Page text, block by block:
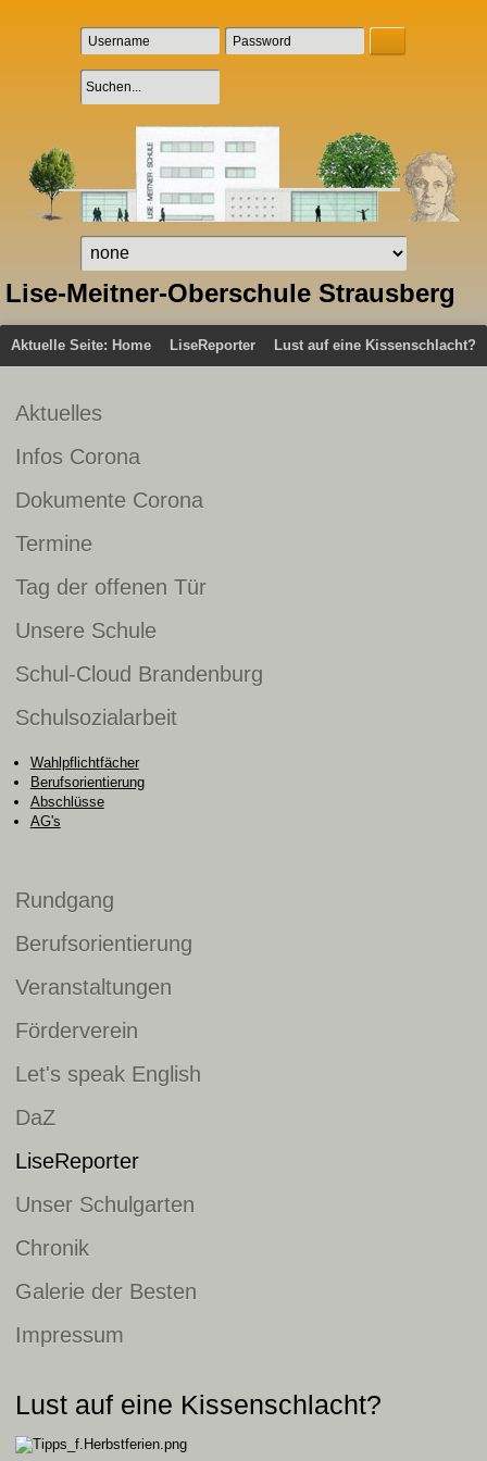
Lise-Meitner-Oberschule Strausberg
Aktuelle Seite: Home LiseReporter Lust auf eine Kissenschlacht?
Aktuelles
Infos Corona
Dokumente Corona
Termine
Tag der offenen Tür
Unsere Schule
Schul-Cloud Brandenburg
Schulsozialarbeit
Wahlpflichtfächer
Berufsorientierung
Abschlüsse
AG's
Rundgang
Berufsorientierung
Veranstaltungen
Förderverein
Let's speak English
DaZ
LiseReporter
Unser Schulgarten
Chronik
Galerie der Besten
Impressum
Lust auf eine Kissenschlacht?